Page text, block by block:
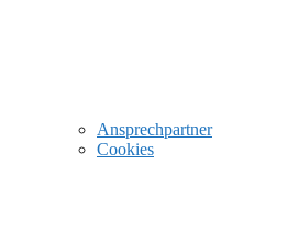
Ansprechpartner
Cookies